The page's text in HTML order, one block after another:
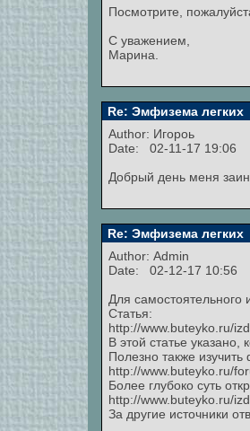
Посмотрите,
С уважением,
Марина.
Re: Эмфизема легких
Author: Игороь
Date: 02-11-17 19:06
Добрый день меня
Re: Эмфизема легких
Author: Admin
Date: 02-12-17 10:56
Для
Статья:
http://www.buteyko.ru/
В этой статье
Полезно также
http://www.buteyko.ru/
Более глубоко суть
http://www.buteyko.ru/
За другие источники